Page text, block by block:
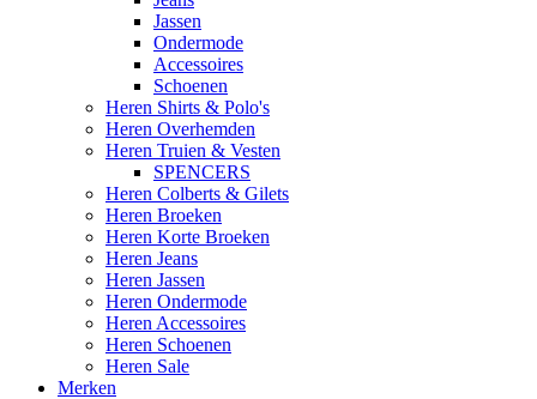
Jassen
Ondermode
Accessoires
Schoenen
Heren Shirts & Polo's
Heren Overhemden
Heren Truien & Vesten
SPENCERS
Heren Colberts & Gilets
Heren Broeken
Heren Korte Broeken
Heren Jeans
Heren Jassen
Heren Ondermode
Heren Accessoires
Heren Schoenen
Heren Sale
Merken